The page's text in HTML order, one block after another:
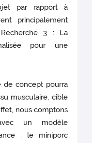
par rapport à
principalement
3 : La
pour une
de concept pourra
musculaire, cible
nous comptons
un modèle
: le miniporc